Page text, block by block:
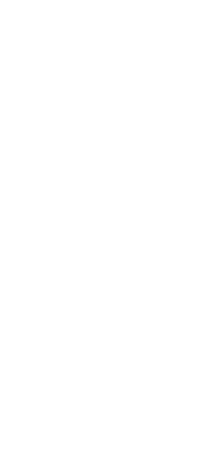
uma área de lazer completa, com
espaço gourmet, sala de jogos,
fitness, spa com sala de
sala de massagem.
de perto um imóvel pronto para